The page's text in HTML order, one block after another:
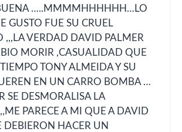
…..MMMMHHHHHH…LO
GUSTO FUE SU CRUEL
,,,LA VERDAD DAVID PALMER
MORIR ,CASUALIDAD QUE
TONY ALMEIDA Y SU
EN UN CARRO BOMBA …
SE DESMORALISA LA
PARECE A MI QUE A DAVID
DEBIERON HACER UN